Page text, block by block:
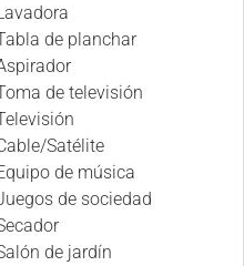
de planchar
de televisión
Satélite
de música
de sociedad
de jardín